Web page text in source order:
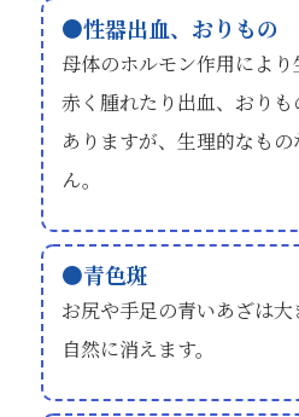
性器出血、おりもの
母体のホルモン作用によ
赤く腫れたり出血、おり
ありますが、生理的なも
ん。
青色斑
お尻や手足の青いあざは
自然に消えます。